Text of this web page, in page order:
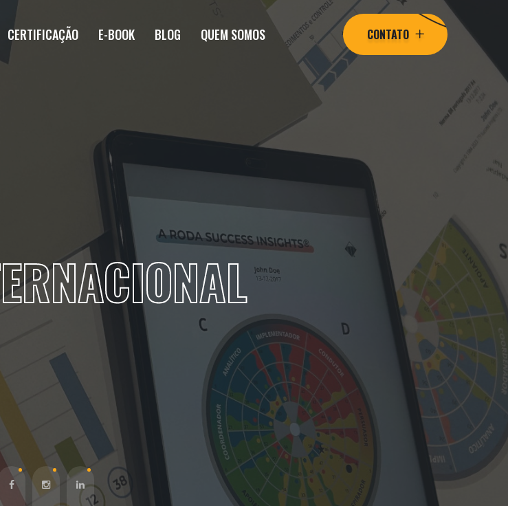
CERTIFICAÇÃO E-BOOK BLOG QUEM SOMOS CONTATO